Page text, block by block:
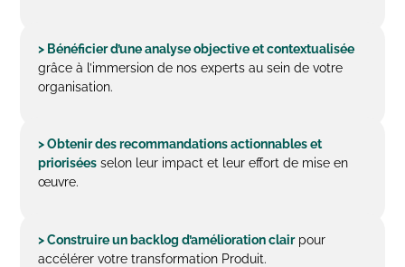
> Bénéficier d’une analyse objective et contextualisée
grâce à l’immersion de nos experts au sein de votre
organisation.
> Obtenir des recommandations actionnables et
priorisées selon leur impact et leur effort de mise en
œuvre.
> Construire un backlog d’amélioration clairpour
accélérer votre transformation Produit.